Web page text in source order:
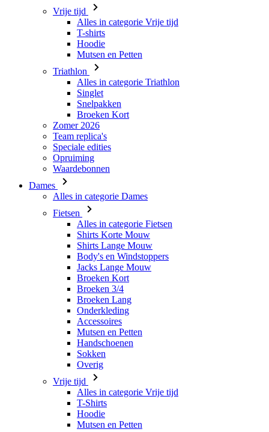
Vrije tijd
Alles in categorie Vrije tijd
T-shirts
Hoodie
Mutsen en Petten
Triathlon
Alles in categorie Triathlon
Singlet
Snelpakken
Broeken Kort
Zomer 2026
Team replica's
Speciale edities
Opruiming
Waardebonnen
Dames
Alles in categorie Dames
Fietsen
Alles in categorie Fietsen
Shirts Korte Mouw
Shirts Lange Mouw
Body's en Windstoppers
Jacks Lange Mouw
Broeken Kort
Broeken 3/4
Broeken Lang
Onderkleding
Accessoires
Mutsen en Petten
Handschoenen
Sokken
Overig
Vrije tijd
Alles in categorie Vrije tijd
T-Shirts
Hoodie
Mutsen en Petten